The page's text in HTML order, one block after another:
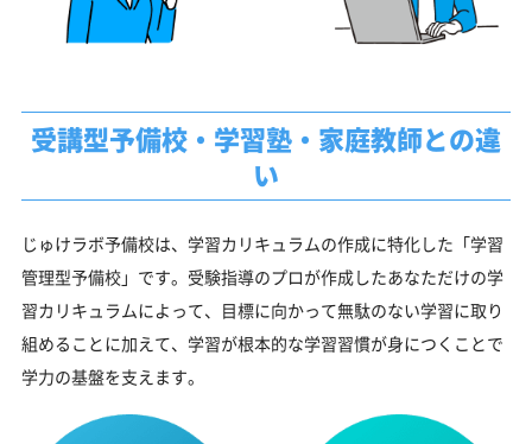
受講型予備校・学習塾・家庭教師との違
い
じゅけラボ予備校は、学習カリキュラムの作成に特化した「学習
管理型予備校」です。受験指導のプロが作成したあなただけの学
習カリキュラムによって、目標に向かって無駄のない学習に取り
組めることに加えて、学習が根本的な学習習慣が身につくことで
学力の基盤を支えます。